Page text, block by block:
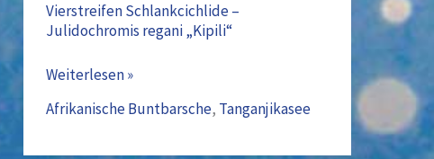
Vierstreifen Schlankcichlide –
Julidochromis regani „Kipili“
–
Julidochromis
„Kipili“
Weiterlesen »
Afrikanische Buntbarsche, Tanganjikasee